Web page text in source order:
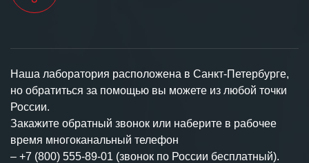
Наша лаборатория расположена в Санкт-Петербурге,
но обратиться за помощью вы можете из любой точки
России.
Закажите обратный звонок или наберите в рабочее
время многоканальный телефон
– +7 (800) 555-89-01 (звонок по России бесплатный).